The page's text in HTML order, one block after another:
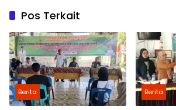
Pos Terkait
Berita Berita